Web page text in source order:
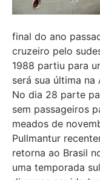
final do ano
cruzeiro pelo
1988 partiu para
será sua última
No dia 28 parte
sem passageiros
meados de
Pullmantur
retorna ao Brasil
uma temporada